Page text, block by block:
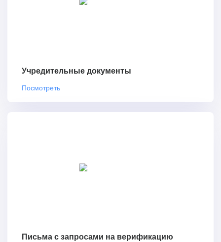
Учредительные документы
Посмотреть
Письма с запросами на верификацию